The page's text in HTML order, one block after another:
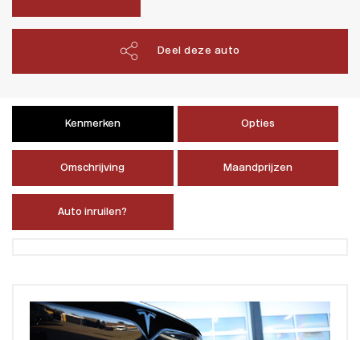
Deel deze auto
Kenmerken Opties
Omschrijving Maandprijzen
Auto inruilen?